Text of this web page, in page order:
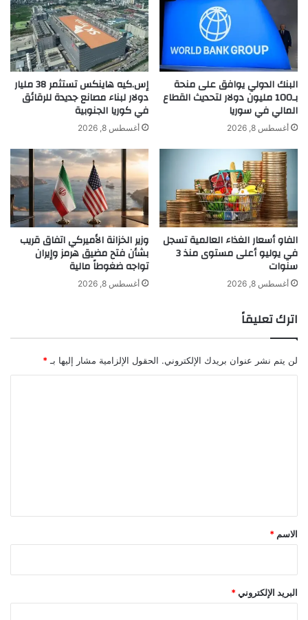
khabar3ajeldubai.com — سهمإينفيكتوس للطاقة
الأسترالية يقفز 145% بعد إعلانها عن صفقة مع شركة قطرية
145 الأسترالية سهمإينفيكتوس
للطاقة يقفز
ك
ة
ع
أ
ي
ف
ي
ب
ن
ا
ء
س
ف
د
و
ل
ا
ر
م
ع
ا
ت
ا
ل
ك
ب
ا
ء
خ
البنك الدولي يوافق على منحة
بـ100 مليون دولار لتحديث القطاع
المالي في سوريا
أغسطس 8, 2026
إس.كيه هاينكس تستثمر 38 مليار
دولار لبناء مصانع جديدة للرقائق
في كوريا الجنوبية
أغسطس 8, 2026
الفاو أسعار الغذاء العالمية تسجل
في يوليو أعلى مستوى منذ 3
سنوات
أغسطس 8, 2026
وزير الخزانة الأميركي اتفاق قريب
بشأن فتح مضيق هرمز وإيران
تواجه ضغوطاً مالية
أغسطس 8, 2026
اترك تعليقاً
لن يتم نشر عنوان بريدك الإلكتروني. الحقول الإلزامية مشار إليها بـ *
*
الاسم *
البريد الإلكتروني*